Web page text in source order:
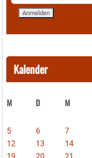
Kalender
M D M
5
6 7
12
13 14